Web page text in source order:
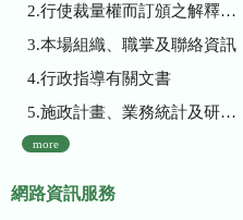
2.行使裁量權而訂頒之解釋性規定及裁量基準
3.本場組織、職掌及聯絡資訊
4.行政指導有關文書
5.施政計畫、業務統計及研究報告
more
網路資訊服務